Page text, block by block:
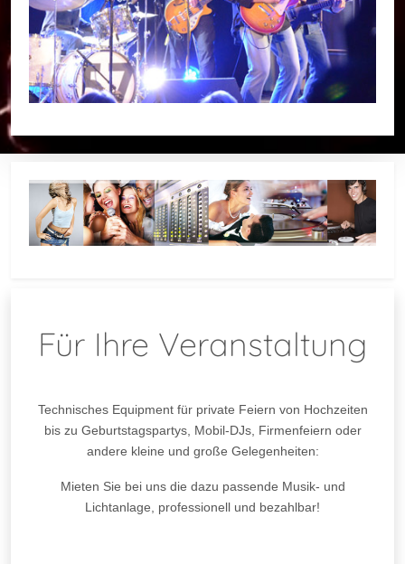
Für Ihre Veranstaltung
Technisches Equipment für private Feiern von Hochzeiten
bis zu Geburtstagspartys, Mobil-DJs, Firmenfeiern oder
andere kleine und große Gelegenheiten:
Mieten Sie bei uns die dazu passende Musik- und
Lichtanlage, professionell und bezahlbar!